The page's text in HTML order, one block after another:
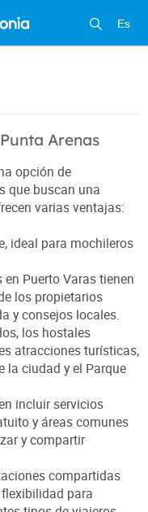
Es
Arenas
opción de
que buscan una
varias ventajas:
ideal para mochileros
Puerto Varas tienen
los propietarios
y consejos locales.
los hostales
atracciones turísticas,
la ciudad y el Parque
incluir servicios
y áreas comunes
y compartir
compartidas
para